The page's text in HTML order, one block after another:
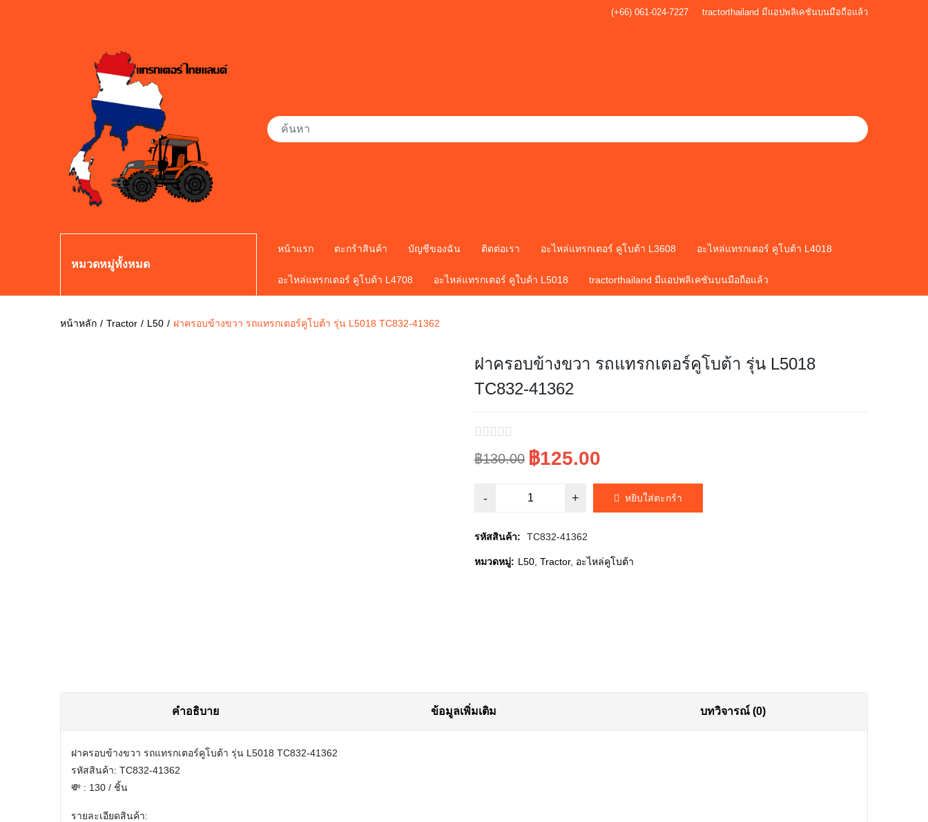
(+66) 061-024-7227 tractorthailand มีแอปพลิเคชันบนมือถือแล้ว
หมวดหมู่ทั้งหมด
หน้าแรก ตะกร้าสินค้า บัญชีของฉัน ติดต่อเรา อะไหล่แทรกเตอร์ คูโบต้า L3608 อะไหล่แทรกเตอร์ คูโบต้า L4018
อะไหล่แทรกเตอร์ คูโบต้า L4708 อะไหล่แทรกเตอร์ คูใบค้า L5018 tractorthailand มีแอปพลิเคชันบนมือถือแล้ว
หน้าหลัก Tractor L50 ฝาครอบข้างขวา รถแทรกเตอร์คูโบต้า รุ่น L5018 TC832-41362
ฝาครอบข้างขวา รถแทรกเตอร์คูโบต้า รุ่น L5018
TC832-41362
฿130.00
Original
price
was:
฿130.00.
฿125.00
Current
price
is:
฿125.00.
หยิบใส่ตะกร้า
รหัสสินค้า: TC832-41362
หมวดหมู่: L50 Tractor, อะไหล่คูโบต้า
คำอธิบาย ข้อมูลเพิ่มเติม บทวิจารณ์ (0)
ฝาครอบข้างขวา รถแทรกเตอร์คูโบต้า รุ่น L5018 TC832-41362
รหัสสินค้า: TC832-41362
💸 : 130 / ชิ้น
รายละเอียดสินค้า: